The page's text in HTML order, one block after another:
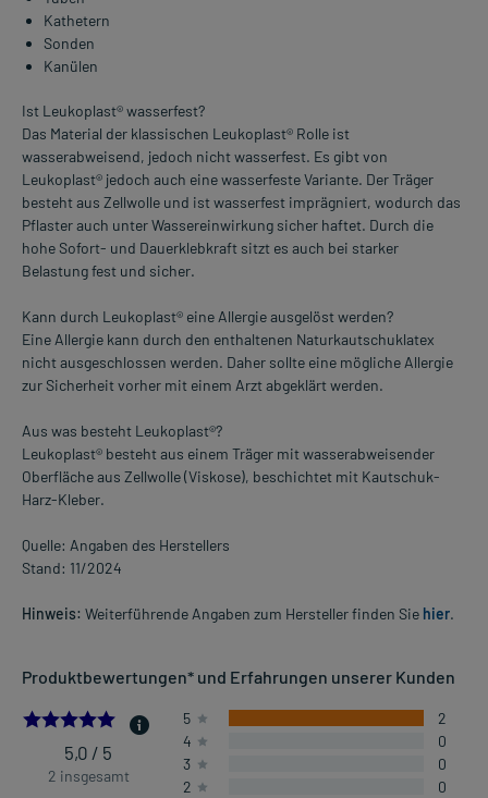
Kathetern
Sonden
Kanülen
Ist Leukoplast® wasserfest?
Das Material der klassischen Leukoplast® Rolle ist
wasserabweisend, jedoch nicht wasserfest. Es gibt von
Leukoplast® jedoch auch eine wasserfeste Variante. Der Träger
besteht aus Zellwolle und ist wasserfest imprägniert, wodurch das
Pflaster auch unter Wassereinwirkung sicher haftet. Durch die
hohe Sofort- und Dauerklebkraft sitzt es auch bei starker
Belastung fest und sicher.
Kann durch Leukoplast® eine Allergie ausgelöst werden?
Eine Allergie kann durch den enthaltenen Naturkautschuklatex
nicht ausgeschlossen werden. Daher sollte eine mögliche Allergie
zur Sicherheit vorher mit einem Arzt abgeklärt werden.
Aus was besteht Leukoplast®?
Leukoplast® besteht aus einem Träger mit wasserabweisender
Oberfläche aus Zellwolle (Viskose), beschichtet mit Kautschuk-
Harz-Kleber.
Quelle: Angaben des Herstellers
Stand: 11/2024
Hinweis: Weiterführende Angaben zum Hersteller finden Sie hier.
Produktbewertungen* und Erfahrungen unserer Kunden
5.0
5,0 / 5
2 insgesamt
5
2
4
0
3
0
2
0